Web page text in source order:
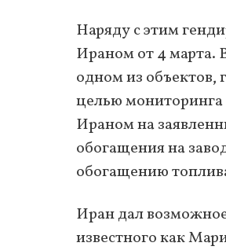
Наряду с этим
Ираном от 4 марта.
одном из объектов,
целью мониторинга
Ираном на
обогащения на
обогащению
Иран дал
известного как